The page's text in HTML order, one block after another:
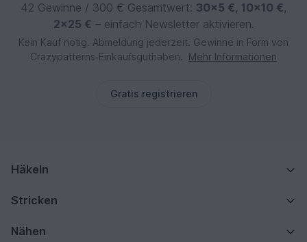
42 Gewinne / 300 € Gesamtwert: 30×5 €, 10×10 €,
2×25 € – einfach Newsletter aktivieren.
Kein Kauf nötig. Abmeldung jederzeit. Gewinne in Form von
Crazypatterns‑Einkaufsguthaben.
Mehr Informationen
Gratis registrieren
Häkeln
Stricken
Nähen